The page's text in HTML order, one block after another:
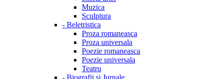
Muzica
Sculptura
- Beletristica
Proza romaneasca
Proza universala
Poezie romaneasca
Poezie universala
Teatru
- Biografii si Jurnale